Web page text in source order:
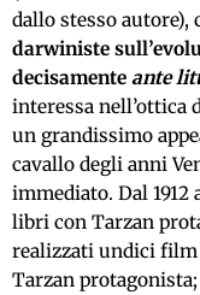
dallo stesso autore),
darwiniste
decisamente ante
interessa nell’ottica
un grandissimo
cavallo degli anni
immediato. Dal
libri con Tarzan
realizzati undici film
Tarzan